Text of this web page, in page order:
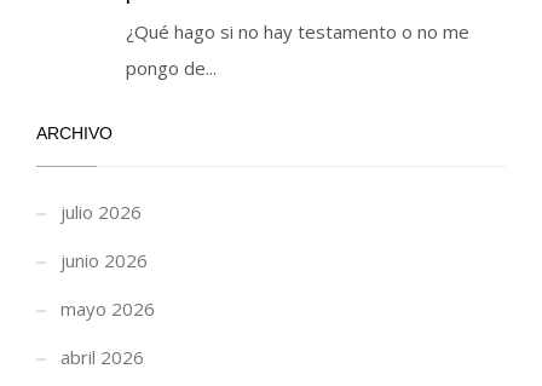
¿Qué hago si no hay testamento o no me
pongo de...
ARCHIVO
julio 2026
junio 2026
mayo 2026
abril 2026